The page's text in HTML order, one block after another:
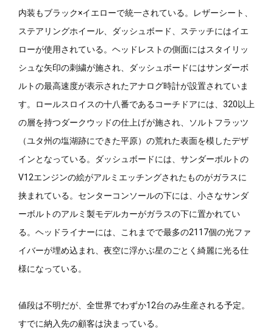
内装もブラック×イエローで統一されている。レザーシート、
ステアリングホイール、ダッシュボード、ステッチにはイエ
ローが使用されている。ヘッドレストの側面にはスタイリッ
シュな矢印の刺繍が施され、ダッシュボードにはサンダーボ
ルトの最高速度が表示されたアナログ時計が設置されていま
す。ロールスロイスの十八番であるコーチドアには、320以上
の層を持つダークウッドの仕上げが施され、ソルトフラッツ
（ユタ州の塩湖跡にできた平原）の荒れた表面を模したデザ
インとなっている。ダッシュボードには、サンダーボルトの
V12エンジンの絵がアルミエッチングされたものがガラスに
挟まれている。センターコンソールの下には、小さなサンダ
ーボルトのアルミ製モデルカーがガラスの下に置かれてい
る。ヘッドライナーには、これまでで最多の2117個の光ファ
イバーが埋め込まれ、夜空に浮かぶ星のごとく綺麗に光る仕
様になっている。
値段は不明だが、全世界でわずか12台のみ生産される予定。
すでに納入先の顧客は決まっている。